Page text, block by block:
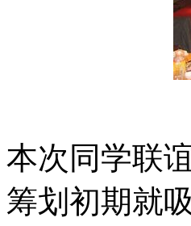
本次同学联
筹划初期就